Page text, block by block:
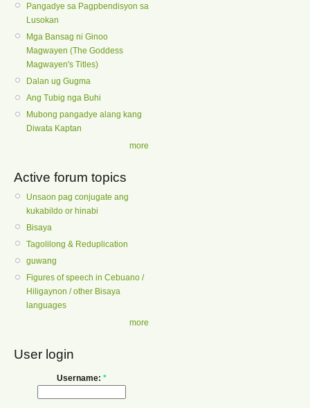
Pangadye sa Pagpbendisyon sa
Lusokan
Mga Bansag ni Ginoo
Magwayen (The Goddess
Magwayen's Titles)
Dalan ug Gugma
Ang Tubig nga Buhi
Mubong pangadye alang kang
Diwata Kaptan
more
Active forum topics
Unsaon pag conjugate ang
kukabildo or hinabi
Bisaya
Tagolilong & Reduplication
guwang
Figures of speech in Cebuano /
Hiligaynon / other Bisaya
languages
more
User login
Username: *